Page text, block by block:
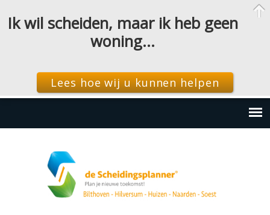
Ik wil scheiden, maar ik heb geen
woning…
Lees hoe wij u kunnen helpen